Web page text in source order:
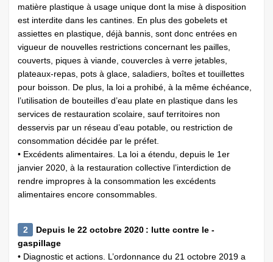
matière plastique à usage unique dont la mise à disposition
est interdite dans les cantines. En plus des gobelets et
assiettes en plastique, déjà bannis, sont donc entrées en
vigueur de nouvelles restrictions concernant les pailles,
couverts, piques à viande, couvercles à verre jetables,
plateaux-repas, pots à glace, saladiers, boîtes et touillettes
pour boisson. De plus, la loi a prohibé, à la même échéance,
l’utilisation de bouteilles d’eau plate en plastique dans les
services de restauration scolaire, sauf territoires non
desservis par un réseau d’eau potable, ou restriction de
consommation décidée par le préfet.
• Excédents alimentaires. La loi a étendu, depuis le 1er
janvier 2020, à la restauration collective l’interdiction de
rendre impropres à la consommation les excédents
alimentaires encore consommables.
2
Depuis le 22 octobre 2020 : lutte contre le ­
gaspillage
• Diagnostic et actions. L’ordonnance du 21 octobre 2019 a